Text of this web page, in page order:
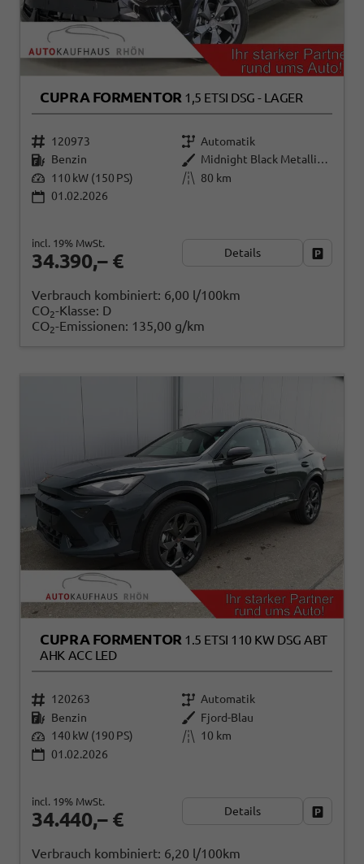
CUPRA FORMENTOR 1,5 ETSI DSG - LAGER
120973
Automatik
Benzin
Midnight Black Metallic (0E)
110 kW (150 PS)
80 km
01.02.2026
34.390,– €
incl. 19% MwSt.
Details
Verbrauch kombiniert: 6,00 l/100km
CO2-Klasse: D
CO2-Emissionen: 135,00 g/km
CUPRA FORMENTOR 1.5 ETSI 110 KW DSG ABT
AHK ACC LED
120263
Automatik
Benzin
Fjord-Blau
140 kW (190 PS)
10 km
01.02.2026
34.440,– €
incl. 19% MwSt.
Details
Verbrauch kombiniert: 6,20 l/100km